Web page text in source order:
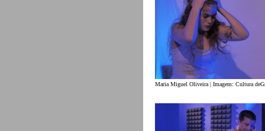
Maria Miguel Oliveira | Imagem: Cultura